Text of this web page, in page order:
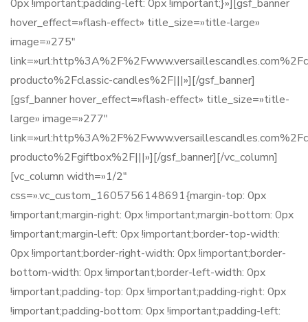
0px !important;padding-left: 0px !important;}»][gsf_banner
hover_effect=»flash-effect» title_size=»title-large»
image=»275″
producto%2Fclassic-candles%2F|||»][/gsf_banner]
[gsf_banner hover_effect=»flash-effect» title_size=»title-
large» image=»277″
producto%2Fgiftbox%2F|||»][/gsf_banner][/vc_column]
[vc_column width=»1/2″
css=».vc_custom_1605756148691{margin-top: 0px
!important;margin-right: 0px !important;margin-bottom: 0px
!important;margin-left: 0px !important;border-top-width:
0px !important;border-right-width: 0px !important;border-
bottom-width: 0px !important;border-left-width: 0px
!important;padding-top: 0px !important;padding-right: 0px
!important;padding-bottom: 0px !important;padding-left: